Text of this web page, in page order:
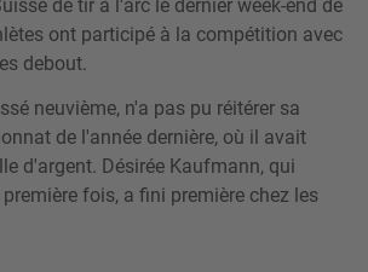
de tir à l'arc le dernier week-end de
ont participé à la compétition avec
debout.
neuvième, n'a pas pu réitérer sa
de l'année dernière, où il avait
d'argent. Désirée Kaufmann, qui
fois, a fini première chez les